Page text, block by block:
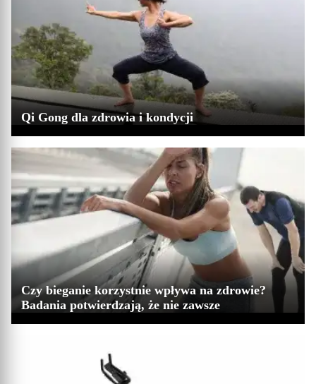
Qi Gong dla zdrowia i kondycji
Czy bieganie korzystnie wpływa na zdrowie?
Badania potwierdzają, że nie zawsze